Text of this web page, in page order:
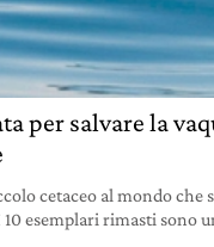
per salvare la
cetaceo al mondo che
esemplari rimasti sono